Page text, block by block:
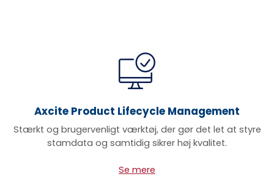
Axcite Product Lifecycle Management
Stærkt og brugervenligt værktøj, der gør det let at styre
stamdata og samtidig sikrer høj kvalitet.
Se mere